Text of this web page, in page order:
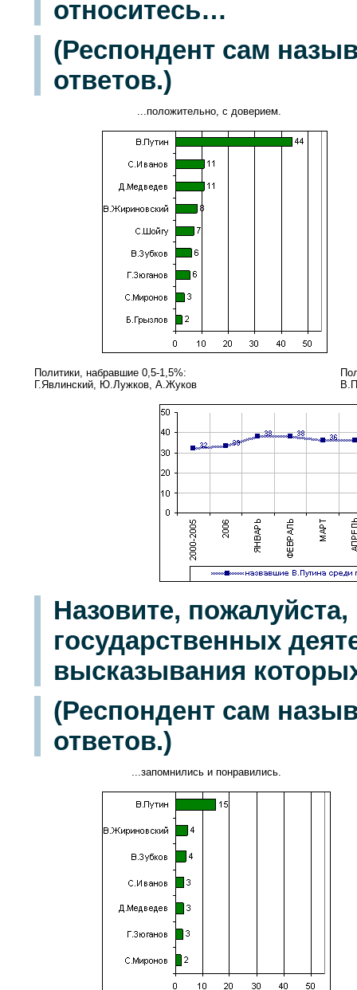
относитесь…
(Респондент сам
ответов.)
...положительно, с доверием.
Политики, набравшие 0,5-1,5%:
Г.Явлинский, Ю.Лужков, А.Жуков
Назовите,
государственных
высказывания
(Респондент сам
ответов.)
...запомнились и понравились.